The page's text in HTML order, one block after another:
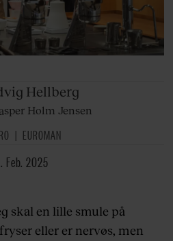
Hellberg
Holm Jensen
EUROMAN
Feb. 2025
skal en lille smule på
eller er nervøs, men